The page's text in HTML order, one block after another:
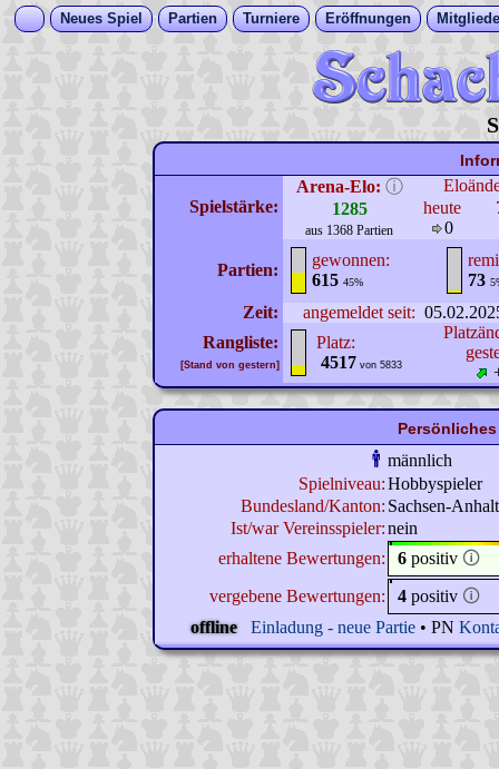
Neues Spiel Partien Turniere Eröffnungen
Spielstärke:
Arena-Elo: ⓘ
1285
aus 1368 Partien
heute
0
Partien:
gewonnen:
615 45%
73
Zeit: angemeldet seit:
Rangliste:
[Stand von gestern]
Platz:
4517 von 5833
männlich
Spielniveau:Hobbyspieler
Bundesland/Kanton: Sachsen-Anhalt
Ist/war Vereinsspieler:nein
erhaltene Bewertungen:
6 positiv 🛈
vergebene Bewertungen:
4 positiv 🛈
offline
Einladung - neue Partie• PN